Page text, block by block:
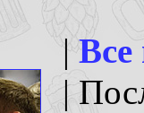
|
|